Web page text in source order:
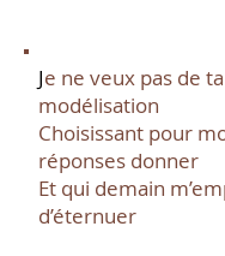
Je ne veux pas de ta
modélisation
Choisissant pour
réponses donner
Et qui demain
d’éternuer